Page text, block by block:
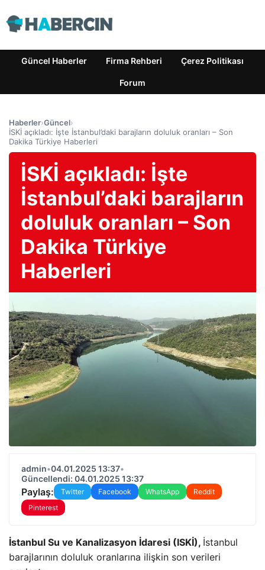
Güncel Haberler Firma Rehberi Çerez Politikası
Forum
Haberler›Güncel›
İSKİ açıkladı: İşte İstanbul’daki barajların doluluk oranları – Son
Dakika Türkiye Haberleri
İSKİ açıkladı: İşte
İstanbul’daki barajların
doluluk oranları – Son
Dakika Türkiye
Haberleri
admin•04.01.2025 13:37•
Güncellendi: 04.01.2025 13:37
Paylaş: Twitter Facebook WhatsApp
Reddit
Pinterest
İstanbul Su ve Kanalizasyon İdaresi (ISKİ), İstanbul
barajlarının doluluk oranlarına ilişkin son verileri